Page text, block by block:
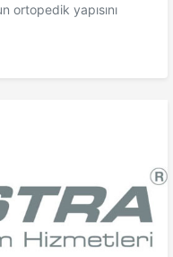
ortopedik yapısını